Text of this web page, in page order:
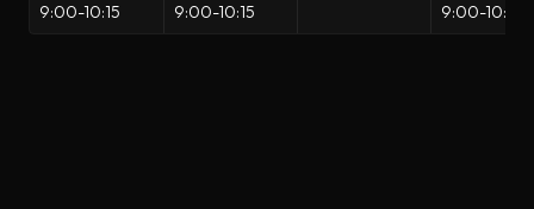
9:00-10:15 9:00-10:15 9:00-10:15